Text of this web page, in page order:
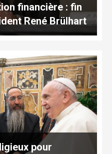
financière : fin
René Brülhart
pour